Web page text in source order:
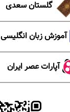
گلستان سعدی
آموزش زبان انگلیسی
آپارات عصر ایران